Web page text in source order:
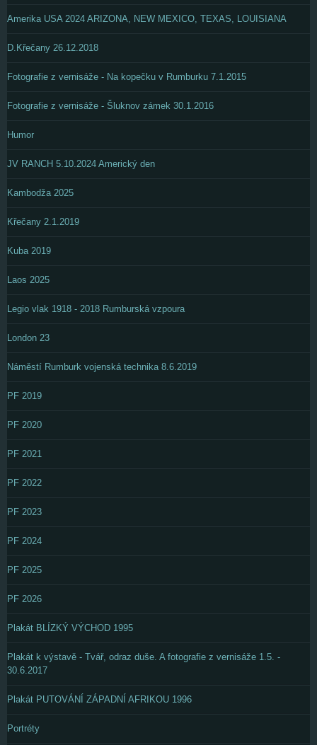
Amerika USA 2024 ARIZONA, NEW MEXICO, TEXAS, LOUISIANA
D.Křečany 26.12.2018
Fotografie z vernisáže - Na kopečku v Rumburku 7.1.2015
Fotografie z vernisáže - Šluknov zámek 30.1.2016
Humor
JV RANCH 5.10.2024 Americký den
Kambodža 2025
Křečany 2.1.2019
Kuba 2019
Laos 2025
Legio vlak 1918 - 2018 Rumburská vzpoura
London 23
Náměstí Rumburk vojenská technika 8.6.2019
PF 2019
PF 2020
PF 2021
PF 2022
PF 2023
PF 2024
PF 2025
PF 2026
Plakát BLÍZKÝ VÝCHOD 1995
Plakát k výstavě - Tvář, odraz duše. A fotografie z vernisáže 1.5. -
30.6.2017
Plakát PUTOVÁNÍ ZÁPADNÍ AFRIKOU 1996
Portréty